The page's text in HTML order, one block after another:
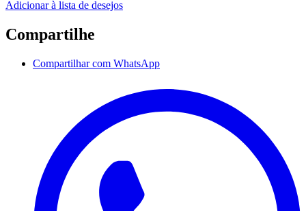
Adicionar à lista de desejos
Compartilhe
Compartilhar com WhatsApp